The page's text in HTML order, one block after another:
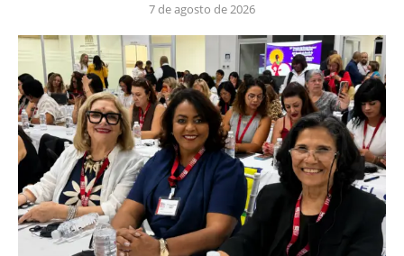
7 de agosto de 2026